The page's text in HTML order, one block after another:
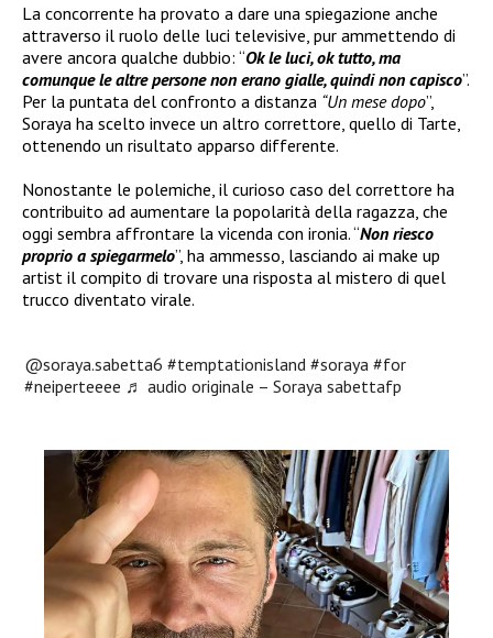
La concorrente ha provato a dare una spiegazione anche
attraverso il ruolo delle luci televisive, pur ammettendo di
avere ancora qualche dubbio: “Ok le luci, ok tutto, ma
comunque le altre persone non erano gialle, quindi non capisco”.
Per la puntata del confronto a distanza “Un mese dopo”,
Soraya ha scelto invece un altro correttore, quello di Tarte,
ottenendo un risultato apparso differente.
Nonostante le polemiche, il curioso caso del correttore ha
contribuito ad aumentare la popolarità della ragazza, che
oggi sembra affrontare la vicenda con ironia. “Non riesco
proprio a spiegarmelo”, ha ammesso, lasciando ai make up
artist il compito di trovare una risposta al mistero di quel
trucco diventato virale.
@soraya.sabetta6 #temptationisland #soraya #for
#neiperteeee ♬ audio originale – Soraya sabettafp